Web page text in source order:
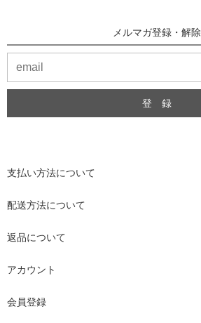
メルマガ登録・解除
支払い方法について
配送方法について
返品について
アカウント
会員登録